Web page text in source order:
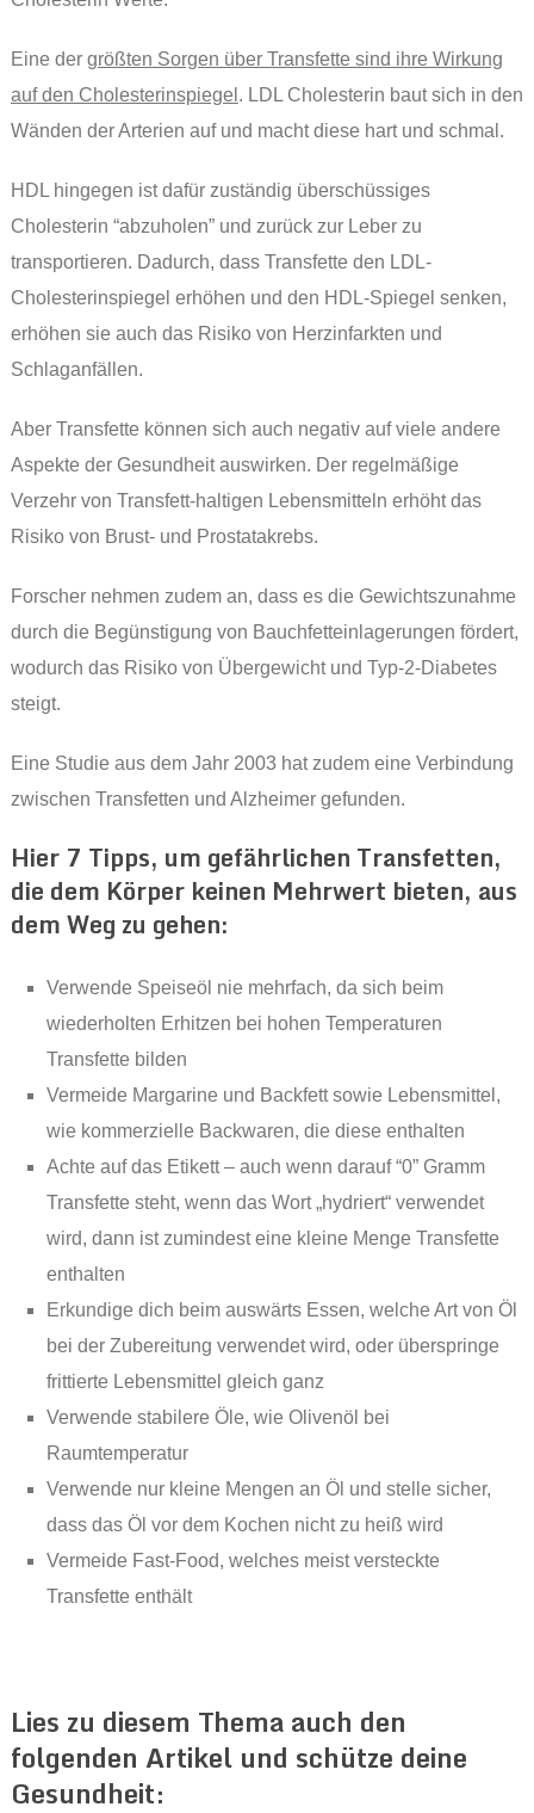
Eine der größten Sorgen über Transfette sind ihre Wirkung
auf den Cholesterinspiegel . LDL Cholesterin baut sich in den
Wänden der Arterien auf und macht diese hart und schmal.
HDL hingegen ist dafür zuständig überschüssiges
Cholesterin “abzuholen” und zurück zur Leber zu
transportieren. Dadurch, dass Transfette den LDL-
Cholesterinspiegel erhöhen und den HDL-Spiegel senken,
erhöhen sie auch das Risiko von Herzinfarkten und
Schlaganfällen.
Aber Transfette können sich auch negativ auf viele andere
Aspekte der Gesundheit auswirken. Der regelmäßige
Verzehr von Transfett-haltigen Lebensmitteln erhöht das
Risiko von Brust- und Prostatakrebs.
Forscher nehmen zudem an, dass es die Gewichtszunahme
durch die Begünstigung von Bauchfetteinlagerungen fördert,
wodurch das Risiko von Übergewicht und Typ-2-Diabetes
steigt.
Eine Studie aus dem Jahr 2003 hat zudem eine Verbindung
zwischen Transfetten und Alzheimer gefunden.
Hier 7 Tipps, um gefährlichen Transfetten,
die dem Körper keinen Mehrwert bieten, aus
dem Weg zu gehen:
Verwende Speiseöl nie mehrfach, da sich beim
wiederholten Erhitzen bei hohen Temperaturen
Transfette bilden
Vermeide Margarine und Backfett sowie Lebensmittel,
wie kommerzielle Backwaren, die diese enthalten
Achte auf das Etikett – auch wenn darauf “0” Gramm
Transfette steht, wenn das Wort „hydriert“ verwendet
wird, dann ist zumindest eine kleine Menge Transfette
enthalten
Erkundige dich beim auswärts Essen, welche Art von Öl
bei der Zubereitung verwendet wird, oder überspringe
frittierte Lebensmittel gleich ganz
Verwende stabilere Öle, wie Olivenöl bei
Raumtemperatur
Verwende nur kleine Mengen an Öl und stelle sicher,
dass das Öl vor dem Kochen nicht zu heiß wird
Vermeide Fast-Food, welches meist versteckte
Transfette enthält
Lies zu diesem Thema auch den
folgenden Artikel und schütze deine
Gesundheit: